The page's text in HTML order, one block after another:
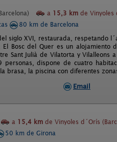
a 15,3 km de Vinyoles
80 km de Barcelona
siglo XVI, restaurada, respetando
Bosc del Quer es un alojamiento
Sant Julià de Vilatorta y
dispone de cuatro
brasa, la piscina con diferentes
Email
a 15,4 km de Vinyoles d´Orís
50 km de Girona